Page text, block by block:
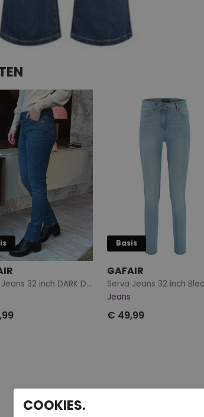
Serva Jeans 32 inch DARK DENIM
Basis
GAFAIR
Jeans
€ 49,99
COOKIES.